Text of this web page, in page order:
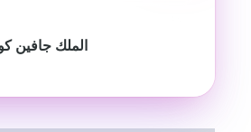
الملك جافين